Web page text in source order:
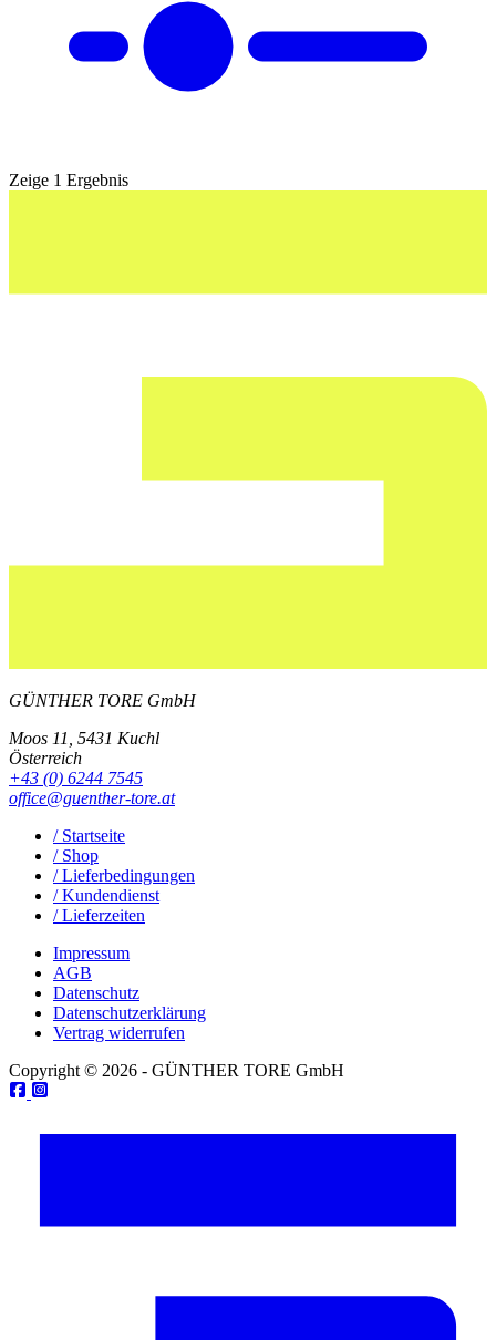
Zeige 1 Ergebnis
GÜNTHER TORE GmbH
Moos 11, 5431 Kuchl
Österreich
+43 (0) 6244 7545
office@guenther-tore.at
/ Startseite
/ Shop
/ Lieferbedingungen
/ Kundendienst
/ Lieferzeiten
Impressum
AGB
Datenschutz
Datenschutzerklärung
Vertrag widerrufen
Copyright © 2026 - GÜNTHER TORE GmbH